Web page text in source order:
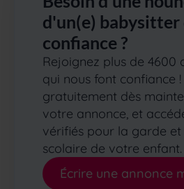
d'un(e) babysitter
confiance ?
Rejoignez plus de 4600
qui nous font confiance
gratuitement dès
votre annonce, et
vérifiés pour la garde et
scolaire de votre enfant.
Écrire une annonce